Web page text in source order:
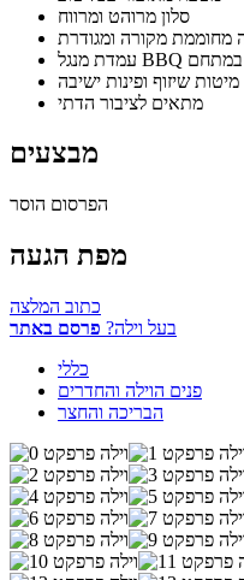
סלון מרוהט ומרווח
מחוממת מקורה ומגודרת
עמדת מנגל BBQ במתחם
מיטות שיזוף ופינות ישיבה
מתאים לציבור הדתי
מבצעים
הפרסום הוסר
מפת הגעה
כתוב המלצה
בעל וילה? פרסם באתר
כללי
פנים הוילה והחדרים
הבריכה והחצר